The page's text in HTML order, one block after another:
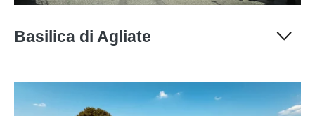
Basilica di Agliate